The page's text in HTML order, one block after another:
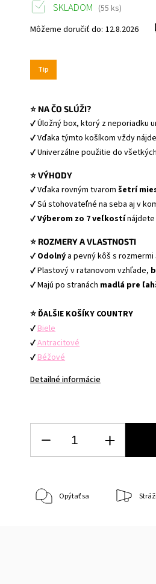
⭐ NA ČO SLÚŽI?
✔ Úložný box, ktorý z neporiadku
✔ Vďaka týmto košíkom vždy
✔ Univerzálne použitie do
⭐ VÝHODY
✔ Vďaka rovným tvarom šetrí
✔ Sú stohovateľné na seba aj v
✔ Výberom zo 7 veľkostí nájdete
⭐ ROZMERY A VLASTNOSTI
✔ Odolný a pevný kôš s rozmermi
✔ Plastový v ratanovom vzhľade,
✔ Majú po stranách madlá pre
⭐ ĎALŠIE KOŠÍKY COUNTRY
✔ Biele
✔ Antracitové
✔ Béžové
Detailné informácie
Tip
SKLADOM (55 ks)
Môžeme doručiť do: 12.8.2026
Opýtať sa